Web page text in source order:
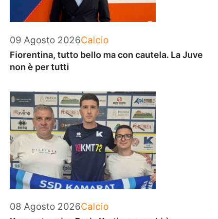
09 Agosto 2026Categorie
Calcio
Fiorentina, tutto bello ma con cautela. La Juve
non è per tutti
08 Agosto 2026Categorie
Calcio